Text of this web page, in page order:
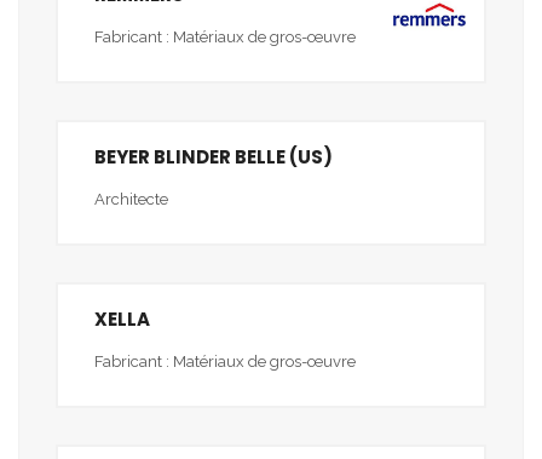
Fabricant : Matériaux de gros-œuvre
BEYER BLINDER BELLE (US)
Architecte
XELLA
Fabricant : Matériaux de gros-œuvre